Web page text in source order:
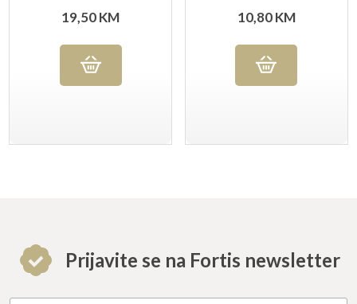
RELJEFNE STANDARD
25X35 CM, 5O KOM
19,50KM
RELJEFNE STANDARD
15X30 CM, 5O KOM
10,80KM
Prijavite se na Fortis newsletter